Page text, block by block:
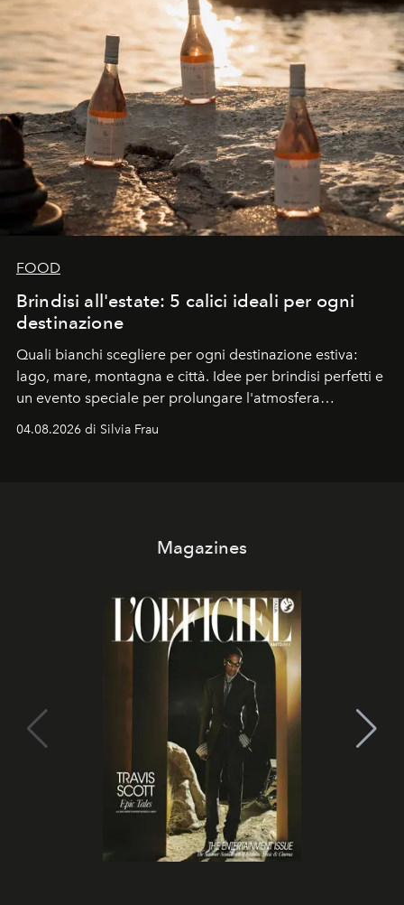
FOOD
Brindisi all'estate: 5 calici ideali per ogni
destinazione
Quali bianchi scegliere per ogni destinazione estiva:
lago, mare, montagna e città. Idee per brindisi perfetti e
un evento speciale per prolungare l'atmosfera
04.08.2026 di Silvia Frau
Magazines